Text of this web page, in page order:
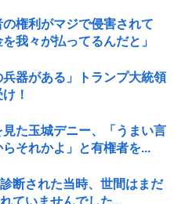
権利がマジで侵害されて
我々が払ってるんだと」
器がある」トランプ大統領
！
た玉城デニー、「うまい言
それかよ」と有権者を...
断された当時、世間はまだ
ていませんでした...